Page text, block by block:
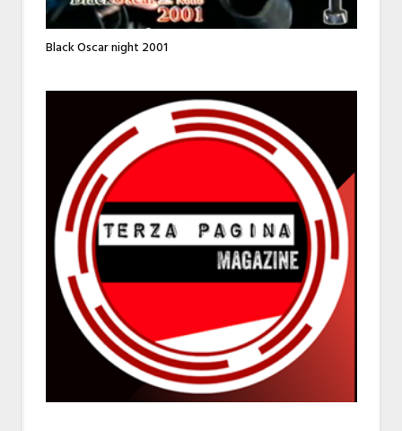
Black Oscar night 2001